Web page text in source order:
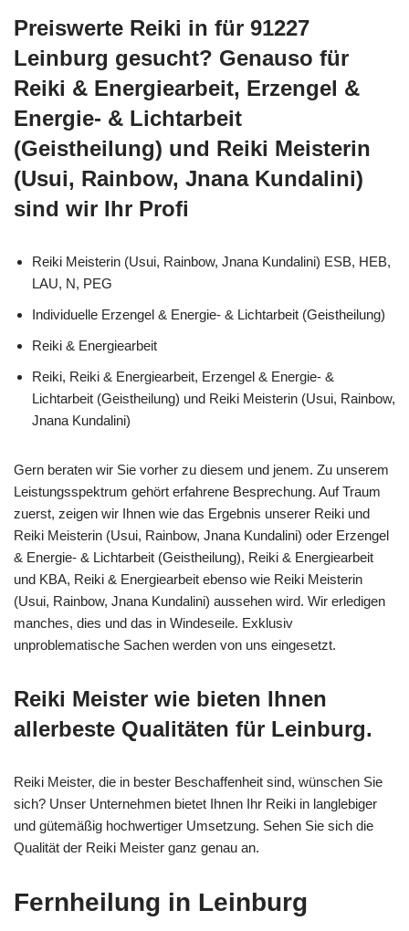
Preiswerte Reiki in für 91227
Leinburg gesucht? Genauso für
Reiki & Energiearbeit, Erzengel &
Energie- & Lichtarbeit
(Geistheilung) und Reiki Meisterin
(Usui, Rainbow, Jnana Kundalini)
sind wir Ihr Profi
Reiki Meisterin (Usui, Rainbow, Jnana Kundalini) ESB, HEB,
LAU, N, PEG
Individuelle Erzengel & Energie- & Lichtarbeit (Geistheilung)
Reiki & Energiearbeit
Reiki, Reiki & Energiearbeit, Erzengel & Energie- &
Lichtarbeit (Geistheilung) und Reiki Meisterin (Usui, Rainbow,
Jnana Kundalini)
Gern beraten wir Sie vorher zu diesem und jenem. Zu unserem
Leistungsspektrum gehört erfahrene Besprechung. Auf Traum
zuerst, zeigen wir Ihnen wie das Ergebnis unserer Reiki und
Reiki Meisterin (Usui, Rainbow, Jnana Kundalini) oder Erzengel
& Energie- & Lichtarbeit (Geistheilung), Reiki & Energiearbeit
und KBA, Reiki & Energiearbeit ebenso wie Reiki Meisterin
(Usui, Rainbow, Jnana Kundalini) aussehen wird. Wir erledigen
manches, dies und das in Windeseile. Exklusiv
unproblematische Sachen werden von uns eingesetzt.
Reiki Meister wie bieten Ihnen
allerbeste Qualitäten für Leinburg.
Reiki Meister, die in bester Beschaffenheit sind, wünschen Sie
sich? Unser Unternehmen bietet Ihnen Ihr Reiki in langlebiger
und gütemäßig hochwertiger Umsetzung. Sehen Sie sich die
Qualität der Reiki Meister ganz genau an.
Fernheilung in Leinburg